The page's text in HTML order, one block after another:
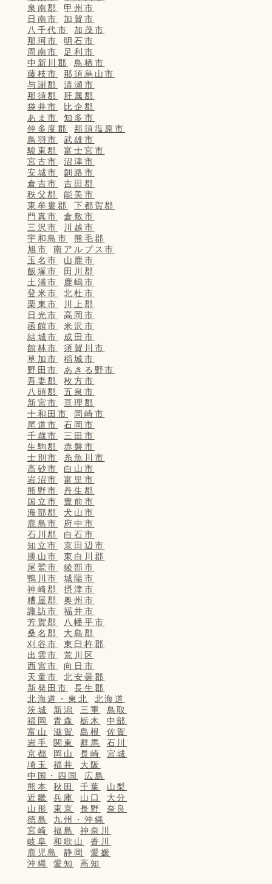
泉南郡
甲州市
日南市
加賀市
八千代市
加茂市
那珂市
明石市
周南市
足利市
中新川郡
鳥栖市
藤枝市
那須烏山市
与謝郡
清瀬市
那須郡
肝属郡
袋井市
比企郡
あま市
知多市
仲多度郡
那須塩原市
鳥羽市
武雄市
駿東郡
富士宮市
宮古市
沼津市
安城市
釧路市
倉吉市
吉田郡
秩父郡
能美市
東牟婁郡
下都賀郡
門真市
倉敷市
三沢市
川越市
宇和島市
熊毛郡
旭市
南アルプス市
玉名市
山鹿市
飯塚市
田川郡
土浦市
鹿嶋市
登米市
北杜市
栗東市
川上郡
日光市
高岡市
函館市
米沢市
結城市
成田市
館林市
須賀川市
草加市
稲城市
野田市
あきる野市
吾妻郡
枚方市
八頭郡
五泉市
新宮市
亘理郡
十和田市
岡崎市
尾道市
石岡市
千歳市
三田市
生駒郡
赤磐市
士別市
糸魚川市
高砂市
白山市
岩沼市
富里市
熊野市
丹生郡
国立市
豊前市
海部郡
犬山市
鹿島市
府中市
石川郡
白石市
知立市
京田辺市
勝山市
東白川郡
尾鷲市
綾部市
鴨川市
城陽市
神崎郡
摂津市
糟屋郡
奥州市
諏訪市
福井市
芳賀郡
八幡平市
桑名郡
大島郡
刈谷市
東臼杵郡
出雲市
荒川区
西宮市
向日市
天童市
北安曇郡
新発田市
長生郡
北海道・東北
北海道
茨城
新潟 三重
鳥取
福岡
青森 栃木
中部
富山
滋賀 島根
佐賀
岩手
関東 群馬
石川
京都
岡山 長崎
宮城
埼玉
福井
大阪
中国・四国
広島
熊本
秋田 千葉
山梨
近畿
兵庫 山口
大分
山形
東京 長野
奈良
徳島
九州・沖縄
宮崎
福島
神奈川
岐阜
和歌山
香川
鹿児島
静岡
愛媛
沖縄
愛知 高知